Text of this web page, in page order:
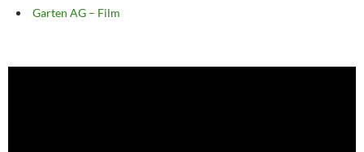
Garten AG – Film